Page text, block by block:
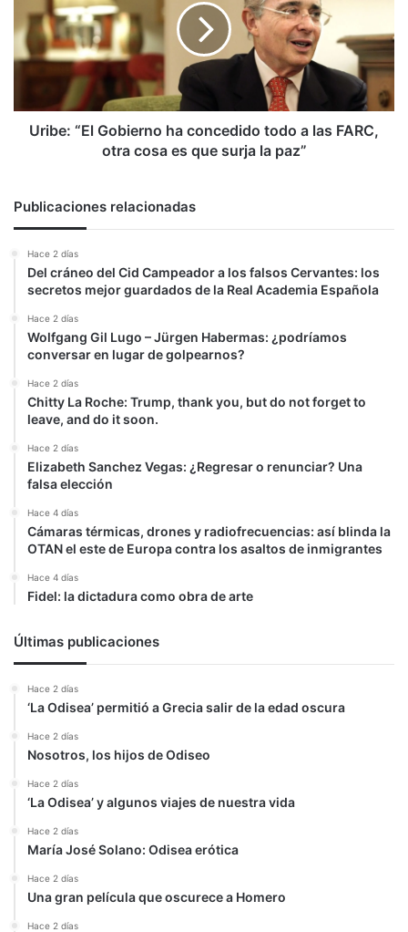
concedido
todo
FARC,
otra
surja
Uribe: “El Gobierno ha concedido todo a las FARC,
otra cosa es que surja la paz”
Publicaciones relacionadas
Hace 2 días
Del cráneo del Cid Campeador a los falsos Cervantes: los
secretos mejor guardados de la Real Academia Española
Hace 2 días
Wolfgang Gil Lugo – Jürgen Habermas: ¿podríamos
conversar en lugar de golpearnos?
Hace 2 días
Chitty La Roche: Trump, thank you, but do not forget to
leave, and do it soon.
Hace 2 días
Elizabeth Sanchez Vegas: ¿Regresar o renunciar? Una
falsa elección
Hace 4 días
Cámaras térmicas, drones y radiofrecuencias: así blinda la
OTAN el este de Europa contra los asaltos de inmigrantes
Hace 4 días
Fidel: la dictadura como obra de arte
Últimas publicaciones
Hace 2 días
‘La Odisea’ permitió a Grecia salir de la edad oscura
Hace 2 días
Nosotros, los hijos de Odiseo
Hace 2 días
‘La Odisea’ y algunos viajes de nuestra vida
Hace 2 días
María José Solano: Odisea erótica
Hace 2 días
Una gran película que oscurece a Homero
Hace 2 días